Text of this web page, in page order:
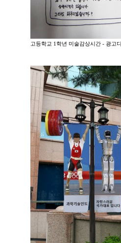
고등학교 1학년 미술감상시간 - 광고